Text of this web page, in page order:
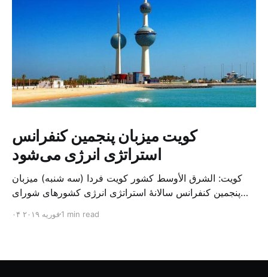
کویت میزبان پنجمین کنفرانس
استراتژی انرژی می‌شود
کویت: الشرق الأوسط کشور کویت فردا (سه شنبه) میزبان
پنجمین کنفرانس سالانهٔ استراتژی انرژی کشورهای شورای
متخصص از شرکت‌های جهانی نفت و گاز در این کنفرانس
۰۴ فوریه ۲۰۱۹1 min read